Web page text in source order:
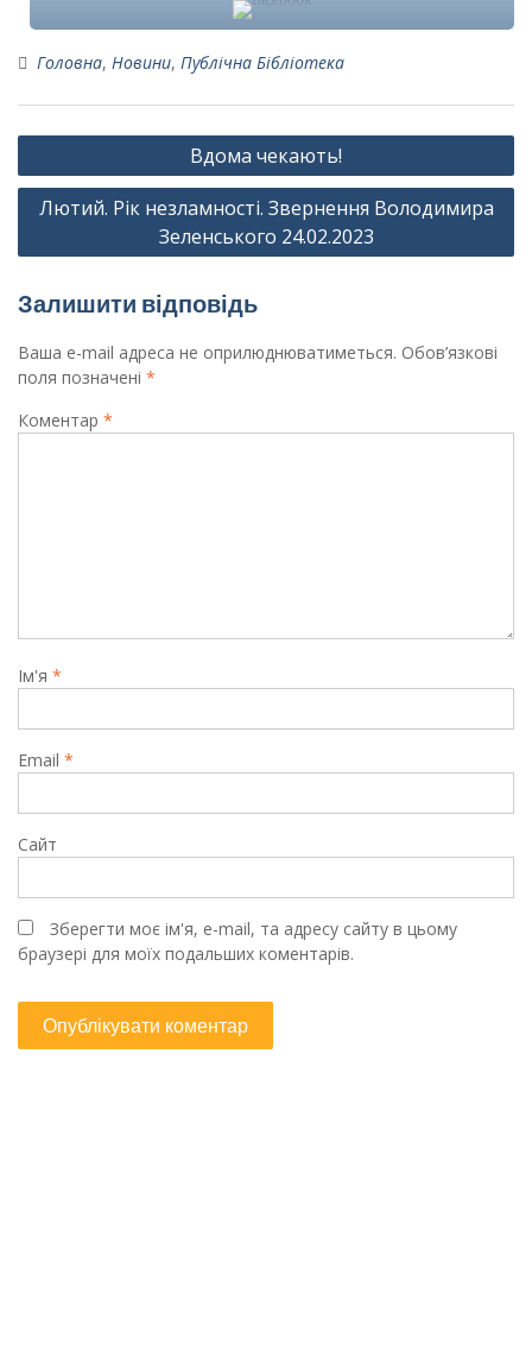
Головна, Новини, Публічна Бібліотека
Навігація
записів
Вдома чекають!
Лютий. Рік незламності. Звернення Володимира
Зеленського 24.02.2023
Залишити відповідь
Ваша e-mail адреса не оприлюднюватиметься. Обов’язкові
поля позначені *
Коментар *
Ім'я *
Email *
Сайт
Зберегти моє ім'я, e-mail, та адресу сайту в цьому
браузері для моїх подальших коментарів.